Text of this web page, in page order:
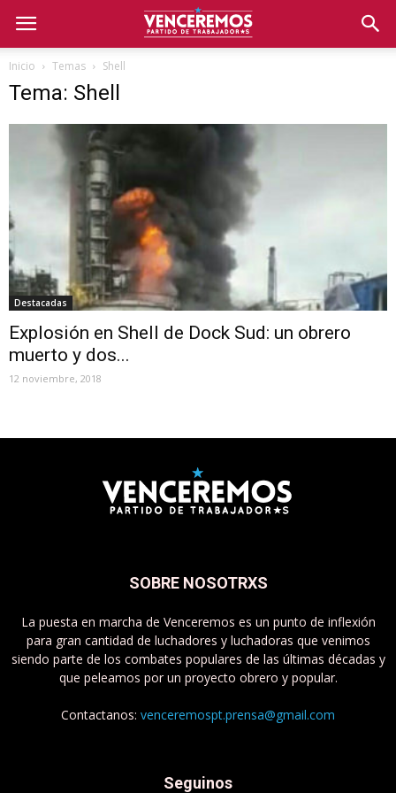
Inicio Temas Shell
Tema: Shell
Destacadas
Explosión en Shell de Dock Sud: un obrero
muerto y dos...
12 noviembre, 2018
SOBRE NOSOTRXS
La puesta en marcha de Venceremos es un punto de inflexión
para gran cantidad de luchadores y luchadoras que venimos
siendo parte de los combates populares de las últimas décadas y
que peleamos por un proyecto obrero y popular.
Contactanos: venceremospt.prensa@gmail.com
Seguinos